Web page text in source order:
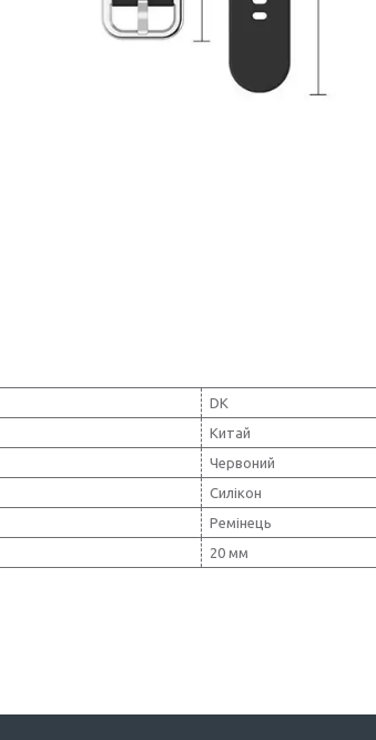
DK
Китай
Червоний
Силікон
Ремінець
20 мм